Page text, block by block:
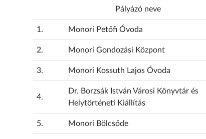
Pályázó neve
1. Monori Petőfi Óvoda
2. Monori Gondozási Központ
3. Monori Kossuth Lajos Óvoda
4.
Dr. Borzsák István Városi Könyvtár és
Helytörténeti Kiállítás
5. Monori Bölcsőde